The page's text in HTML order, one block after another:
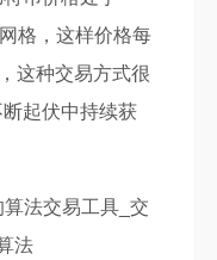
格，这样价格每
这种交易方式很
起伏中持续获